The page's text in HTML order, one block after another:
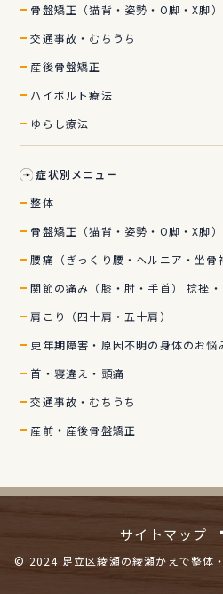
骨盤矯正（猫背・姿勢・O脚・X脚）
交通事故・むちうち
産後骨盤矯正
ハイボルト療法
ゆらし療法
症状別メニュー
整体
骨盤矯正（猫背・姿勢・O脚・X脚）
腰痛（ぎっくり腰・ヘルニア・坐骨
関節の痛み（膝・肘・手首） 捻挫
肩こり（四十肩・五十肩）
更年期障害・原因不明の身体のお悩
首・寝違え・頭痛
交通事故・むちうち
産前・産後骨盤矯正
© 2024 足立区綾瀬の綾瀬かえで整体
サイトマップ